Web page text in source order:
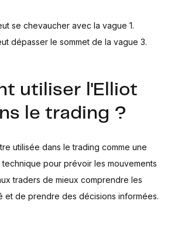
se chevaucher avec la vague 1.
dépasser le sommet de la vague 3.
utiliser l'Elliot
le trading ?
utilisée dans le trading comme une
pour prévoir les mouvements
traders de mieux comprendre les
et de prendre des décisions informées.